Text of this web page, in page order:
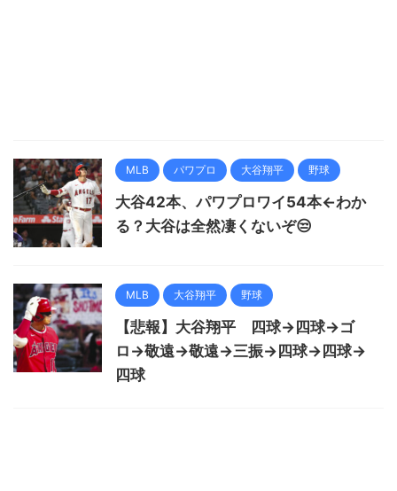
MLB パワプロ 大谷翔平 野球
大谷42本、パワプロワイ54本←わか
る？大谷は全然凄くないぞ😒
MLB 大谷翔平 野球
【悲報】大谷翔平 四球→四球→ゴ
ロ→敬遠→敬遠→三振→四球→四球→
四球